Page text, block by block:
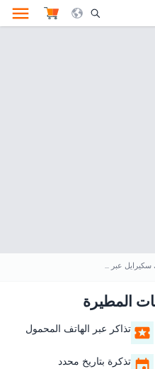
Search Opener Icon
تلفريك سكيرايل عبر الغابات المطيرة
المطيرة
تذاكر عبر الهاتف المحمول
تذكرة بتاريخ محدد